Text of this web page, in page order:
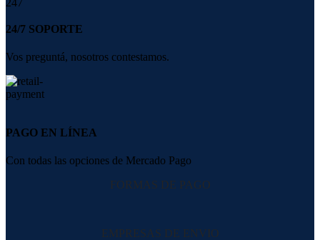
24/7 SOPORTE
Vos preguntá, nosotros contestamos.
PAGO EN LÍNEA
Con todas las opciones de Mercado Pago
FORMAS DE PAGO
EMPRESAS DE ENVIO